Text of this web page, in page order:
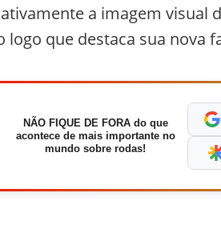
a imagem visual
que destaca sua nova
NÃO FIQUE DE FORA do que
acontece de mais importante no
mundo sobre rodas!